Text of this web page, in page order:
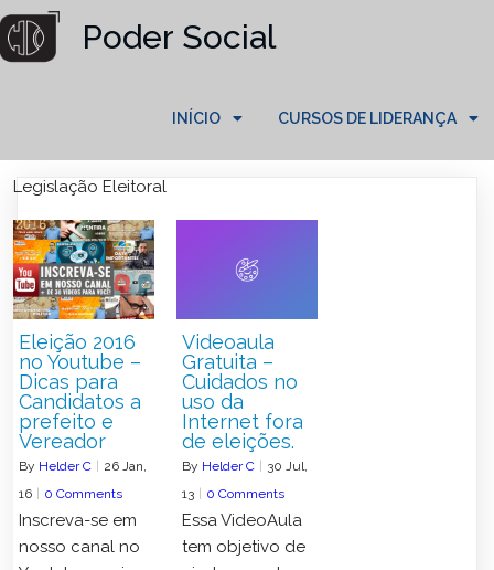
Poder Social
INÍCIO CURSOS DE LIDERANÇA
Legislação Eleitoral
Eleição 2016
no Youtube –
Dicas para
Candidatos a
prefeito e
Vereador
By Helder C | 26 Jan,
16 | 0 Comments
Inscreva-se em
nosso canal no
Videoaula
Gratuita –
Cuidados no
uso da
Internet fora
de eleições.
By Helder C | 30 Jul,
13 | 0 Comments
Essa VideoAula
tem objetivo de